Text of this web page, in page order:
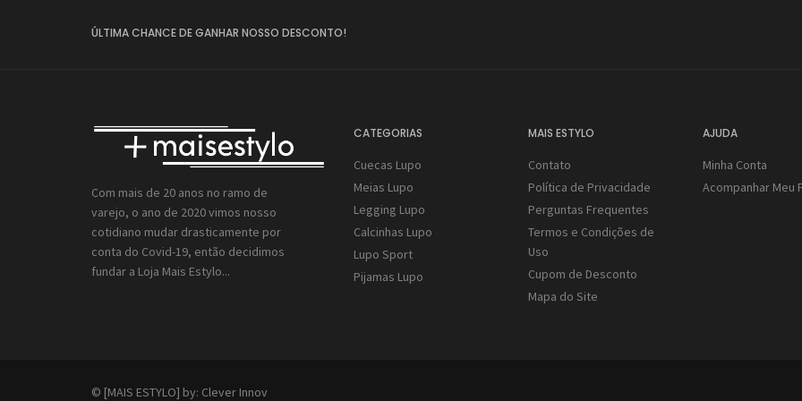
ÚLTIMA CHANCE DE GANHAR NOSSO DESCONTO!
Com mais de 20 anos no ramo de
varejo, o ano de 2020 vimos nosso
cotidiano mudar drasticamente por
conta do Covid-19, então decidimos
fundar a Loja Mais Estylo...
CATEGORIAS
Cuecas Lupo
Meias Lupo
Legging Lupo
Calcinhas Lupo
Lupo Sport
Pijamas Lupo
MAIS ESTYLO
Contato
Política de Privacidade
Perguntas Frequentes
Termos e Condições de
Uso
Cupom de Desconto
Mapa do Site
AJUDA
Minha Conta
Acompanhar Meu
© [MAIS ESTYLO] by: Clever Innov